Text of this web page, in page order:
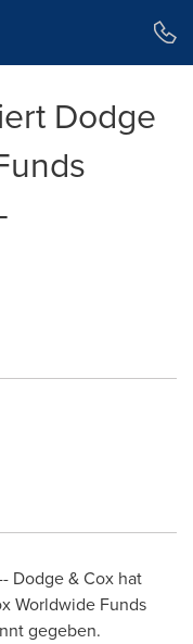
Dodge
Dodge & Cox hat
Worldwide Funds
gegeben.